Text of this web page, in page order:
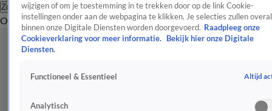
Zoeken
OverzichtEntertainmentSpraakmakendRealityCrimeVideo's
wijzigen of om je toestemming in te trekken door op de link Cookie-
instellingen onder aan de webpagina te klikken. Je selecties zullen overal
binnen onze Digitale Diensten worden doorgevoerd. Raadpleeg onze
Cookieverklaring voor meer informatie.
Bekijk hier onze Digitale
Diensten.
Functioneel & Essentieel Altijd
Analytisch